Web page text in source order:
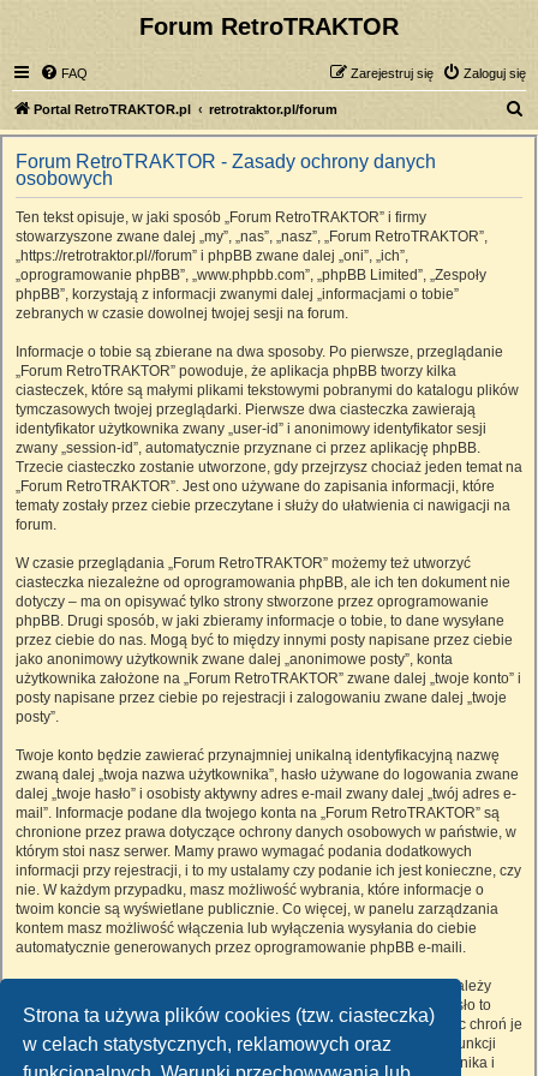
Strona ta używa plików cookies (tzw. ciasteczka)
w celach statystycznych, reklamowych oraz
Forum RetroTRAKTOR
FAQ Zaloguj się
Zarejestruj się
Portal RetroTRAKTOR.pl retrotraktor.pl/forum
z
Forum RetroTRAKTOR - Zasady ochrony danych
osobowych
Ten tekst opisuje, w jaki sposób „Forum RetroTRAKTOR” i firmy
stowarzyszone zwane dalej „my”, „nas”, „nasz”, „Forum RetroTRAKTOR”,
„https://retrotraktor.pl//forum” i phpBB zwane dalej „oni”, „ich”,
„oprogramowanie phpBB”, „www.phpbb.com”, „phpBB Limited”, „Zespoły
phpBB”, korzystają z informacji zwanymi dalej „informacjami o tobie”
zebranych w czasie dowolnej twojej sesji na forum.
Informacje o tobie są zbierane na dwa sposoby. Po pierwsze, przeglądanie
„Forum RetroTRAKTOR” powoduje, że aplikacja phpBB tworzy kilka
ciasteczek, które są małymi plikami tekstowymi pobranymi do katalogu plików
tymczasowych twojej przeglądarki. Pierwsze dwa ciasteczka zawierają
identyfikator użytkownika zwany „user-id” i anonimowy identyfikator sesji
zwany „session-id”, automatycznie przyznane ci przez aplikację phpBB.
Trzecie ciasteczko zostanie utworzone, gdy przejrzysz chociaż jeden temat na
„Forum RetroTRAKTOR”. Jest ono używane do zapisania informacji, które
tematy zostały przez ciebie przeczytane i służy do ułatwienia ci nawigacji na
forum.
W czasie przeglądania „Forum RetroTRAKTOR” możemy też utworzyć
ciasteczka niezależne od oprogramowania phpBB, ale ich ten dokument nie
dotyczy – ma on opisywać tylko strony stworzone przez oprogramowanie
phpBB. Drugi sposób, w jaki zbieramy informacje o tobie, to dane wysyłane
przez ciebie do nas. Mogą być to między innymi posty napisane przez ciebie
jako anonimowy użytkownik zwane dalej „anonimowe posty”, konta
użytkownika założone na „Forum RetroTRAKTOR” zwane dalej „twoje konto” i
posty napisane przez ciebie po rejestracji i zalogowaniu zwane dalej „twoje
posty”.
Twoje konto będzie zawierać przynajmniej unikalną identyfikacyjną nazwę
zwaną dalej „twoja nazwa użytkownika”, hasło używane do logowania zwane
dalej „twoje hasło” i osobisty aktywny adres e-mail zwany dalej „twój adres e-
mail”. Informacje podane dla twojego konta na „Forum RetroTRAKTOR” są
chronione przez prawa dotyczące ochrony danych osobowych w państwie, w
którym stoi nasz serwer. Mamy prawo wymagać podania dodatkowych
informacji przy rejestracji, i to my ustalamy czy podanie ich jest konieczne, czy
nie. W każdym przypadku, masz możliwość wybrania, które informacje o
twoim koncie są wyświetlane publicznie. Co więcej, w panelu zarządzania
kontem masz możliwość włączenia lub wyłączenia wysyłania do ciebie
automatycznie generowanych przez oprogramowanie phpBB e-maili.
Twoje hasło jest zaszyfrowane, więc jest bezpieczne, niemniej nie należy
używać tego samego hasła na różnych witrynach internetowych. Hasło to
umożliwia dostęp do twojego konta na „Forum RetroTRAKTOR”, więc chroń je
i w żadnym wypadku nie podawajnikomu. Jeśli je zapomnisz, użyj funkcji
„Nie pamiętam hasła”. Witryna poprosi cię o podanie nazwy użytkownika i